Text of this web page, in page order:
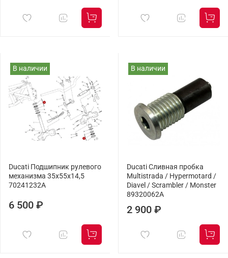
В наличии
Ducati Подшипник рулевого
механизма 35x55x14,5
70241232A
6 500 ₽
В наличии
Ducati Сливная пробка
Multistrada / Hypermotard /
Diavel / Scrambler / Monster
89320062A
2 900 ₽